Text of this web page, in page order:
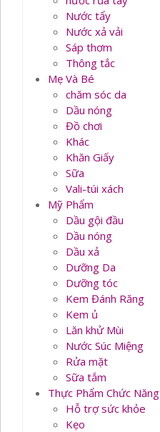
Nước tẩy
Nước xả vải
Sáp thơm
Thông tắc
Mẹ Và Bé
chăm sóc da
Dầu nóng
Đồ chơi
Khác
Khăn Giấy
Sữa
Vali-túi xách
Mỹ Phẩm
Dầu gội đầu
Dầu nóng
Dầu xả
Dưỡng Da
Dưỡng tóc
Kem Đánh Răng
Kem ủ
Lăn khử Mùi
Nước Súc Miệng
Rửa mặt
Sữa tắm
Thực Phẩm Chức Năng
Hỗ trợ sức khỏe
Kẹo